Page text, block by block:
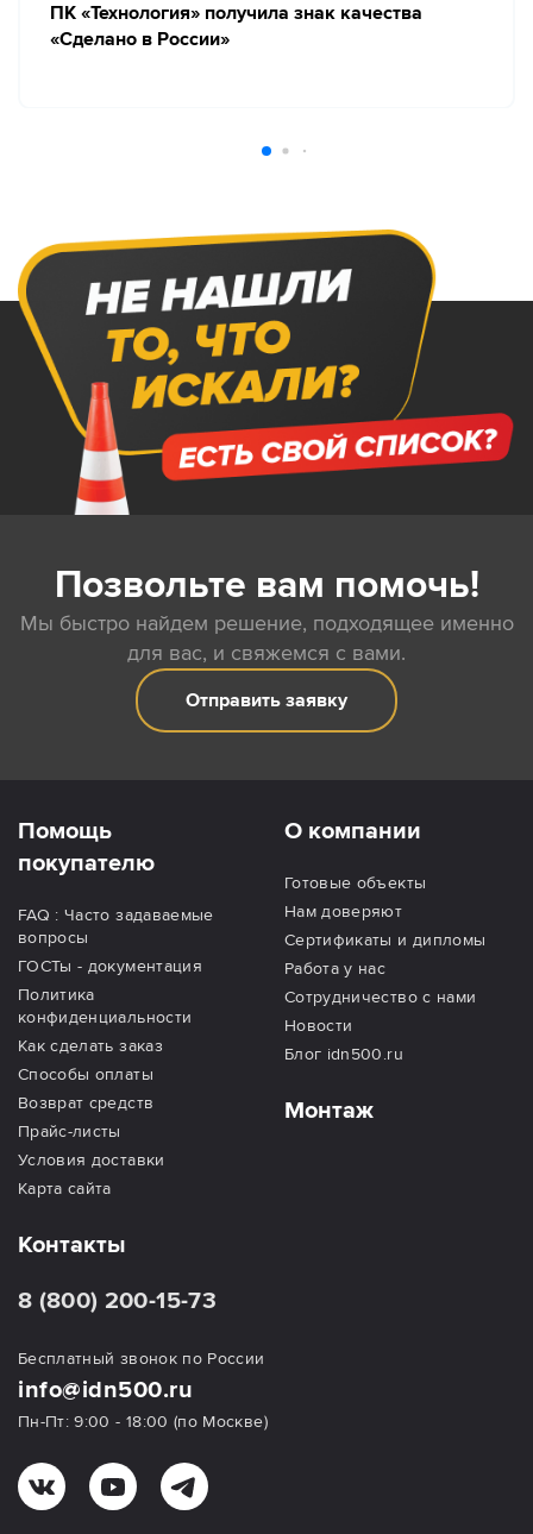
ПК «Технология» получила знак качества
«Сделано в России»
Позвольте вам помочь!
Мы быстро найдем решение, подходящее именно
для вас, и свяжемся с вами.
Отправить заявку
Помощь
покупателю
FAQ : Часто задаваемые
вопросы
ГОСТы - документация
Политика
конфиденциальности
Как сделать заказ
Способы оплаты
Возврат средств
Прайс-листы
Условия доставки
Карта сайта
О компании
Готовые объекты
Нам доверяют
Сертификаты и дипломы
Работа у нас
Сотрудничество с нами
Новости
Блог idn500.ru
Монтаж
Контакты
8 (800) 200-15-73
Бесплатный звонок по России
info@idn500.ru
Пн-Пт: 9:00 - 18:00 (по Москве)